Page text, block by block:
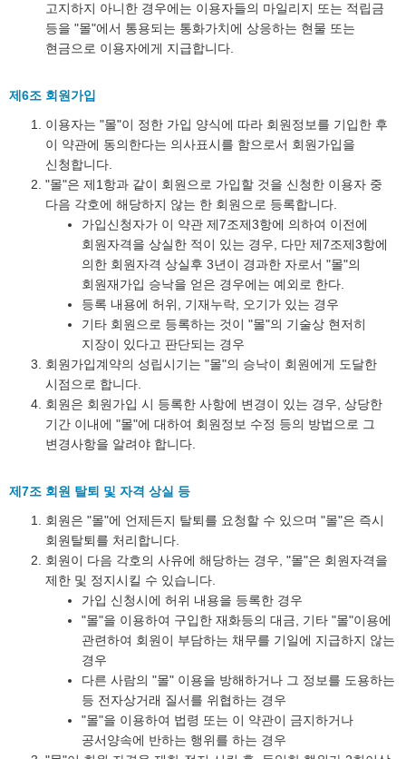
고지하지 아니한 경우에는 이용자들의 마일리지 또는 적립금
등을 "몰"에서 통용되는 통화가치에 상응하는 현물 또는
현금으로 이용자에게 지급합니다.
제6조 회원가입
이용자는 "몰"이 정한 가입 양식에 따라 회원정보를 기입한 후
이 약관에 동의한다는 의사표시를 함으로서 회원가입을
신청합니다.
"몰"은 제1항과 같이 회원으로 가입할 것을 신청한 이용자 중
다음 각호에 해당하지 않는 한 회원으로 등록합니다.
가입신청자가 이 약관 제7조제3항에 의하여 이전에
회원자격을 상실한 적이 있는 경우, 다만 제7조제3항에
의한 회원자격 상실후 3년이 경과한 자로서 "몰"의
회원재가입 승낙을 얻은 경우에는 예외로 한다.
등록 내용에 허위, 기재누락, 오기가 있는 경우
기타 회원으로 등록하는 것이 "몰"의 기술상 현저히
지장이 있다고 판단되는 경우
회원가입계약의 성립시기는 "몰"의 승낙이 회원에게 도달한
시점으로 합니다.
회원은 회원가입 시 등록한 사항에 변경이 있는 경우, 상당한
기간 이내에 "몰"에 대하여 회원정보 수정 등의 방법으로 그
변경사항을 알려야 합니다.
제7조 회원 탈퇴 및 자격 상실 등
회원은 "몰"에 언제든지 탈퇴를 요청할 수 있으며 "몰"은 즉시
회원탈퇴를 처리합니다.
회원이 다음 각호의 사유에 해당하는 경우, "몰"은 회원자격을
제한 및 정지시킬 수 있습니다.
가입 신청시에 허위 내용을 등록한 경우
"몰"을 이용하여 구입한 재화등의 대금, 기타 "몰"이용에
관련하여 회원이 부담하는 채무를 기일에 지급하지 않는
경우
다른 사람의 "몰" 이용을 방해하거나 그 정보를 도용하는
등 전자상거래 질서를 위협하는 경우
"몰"을 이용하여 법령 또는 이 약관이 금지하거나
공서양속에 반하는 행위를 하는 경우